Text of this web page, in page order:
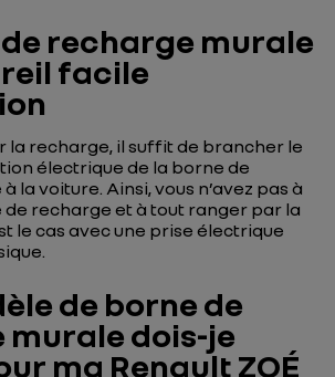
recharge murale
facile
la recharge, il suffit de brancher le
électrique de la borne de
la voiture. Ainsi, vous n’avez pas à
recharge et à tout ranger par la
le cas avec une prise électrique
de borne de
dois-je
ma Renault ZOÉ